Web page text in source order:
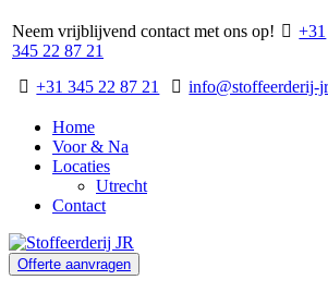
Neem vrijblijvend contact met ons op!
+31
345 22 87 21
+31 345 22 87 21
info@stoffeerderij-
Home
Voor & Na
Locaties
Utrecht
Contact
Offerte aanvragen